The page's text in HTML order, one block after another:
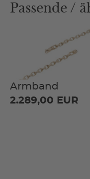
Passende /
Armband
2.289,00 EUR